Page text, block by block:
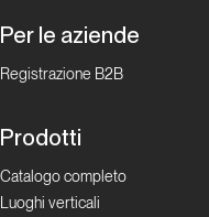
Per le aziende
Registrazione B2B
Prodotti
Catalogo completo
Luoghi verticali